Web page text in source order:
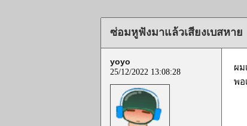
ซ่อมหูฟังมาแล้วเสียงเบสหาย
yoyo
25/12/2022 13:08:28
ผม
พอ